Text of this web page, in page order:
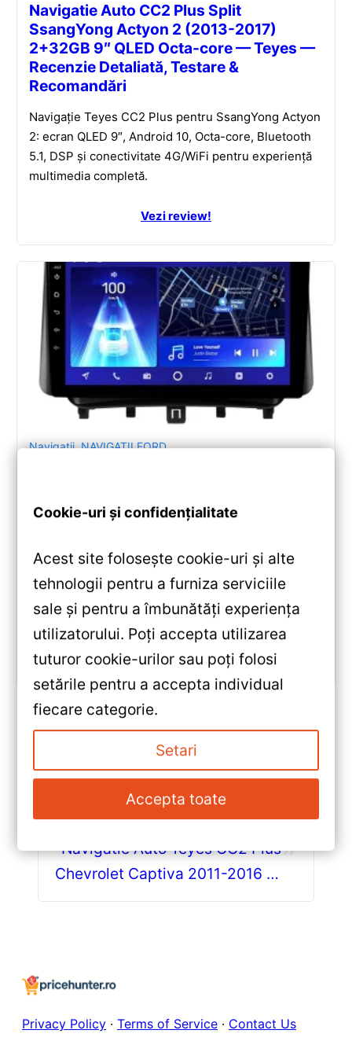
Navigatie Auto CC2 Plus Split
SsangYong Actyon 2 (2013-2017)
2+32GB 9″ QLED Octa-core — Teyes —
Recenzie Detaliată, Testare &
Recomandări
Navigație Teyes CC2 Plus pentru SsangYong Actyon
2: ecran QLED 9″, Android 10, Octa-core, Bluetooth
5.1, DSP și conectivitate 4G/WiFi pentru experiență
multimedia completă.
Vezi review!
Navigatii,NAVIGATII FORD
2+32GB 9-inch QLED Octa-core 1.8Ghz
Recomandări
Recenzie completă a Teyes CC2 Plus pentru Ford
Octa-core 1.8GHz, DSP 5.1, 4G/WiFi și Bluetooth 5.1.
Vezi review!
«Navigatie Auto Teyes Lux One
Volkswagen Touran 1 2003-
2010 4+32GB 12.3″ IPS Octa-
Testare & Recomandări
»
Navigatie Auto Teyes CC2 Plus
Chevrolet Captiva 2011-2016 —
Privacy Policy · Terms of Service · Contact Us
Cookie-uri și confidențialitate
Acest site folosește cookie-uri și alte
tehnologii pentru a furniza serviciile
sale și pentru a îmbunătăți experiența
utilizatorului. Poți accepta utilizarea
tuturor cookie-urilor sau poți folosi
setările pentru a accepta individual
fiecare categorie.
Setari
Accepta toate